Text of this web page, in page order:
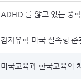
ADHD 를 앓고 있는 중학
감자유학 미국 실속형 준
미국교육과 한국교육의